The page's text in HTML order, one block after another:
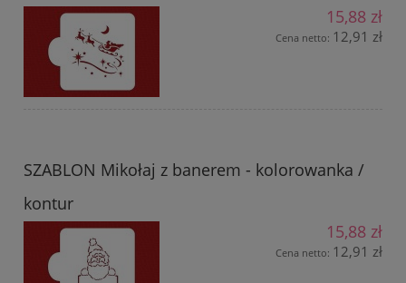
15,88 zł
Cena netto: 12,91 zł
SZABLON Mikołaj z banerem - kolorowanka /
kontur
15,88 zł
Cena netto: 12,91 zł